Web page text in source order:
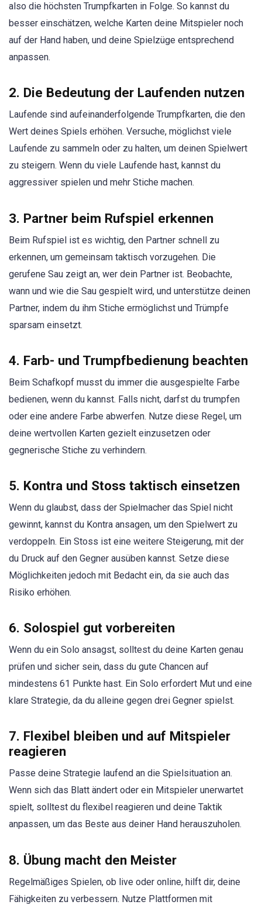
also die höchsten Trumpfkarten in Folge. So kannst du
besser einschätzen, welche Karten deine Mitspieler noch
auf der Hand haben, und deine Spielzüge entsprechend
anpassen.
2. Die Bedeutung der Laufenden nutzen
Laufende sind aufeinanderfolgende Trumpfkarten, die den
Wert deines Spiels erhöhen. Versuche, möglichst viele
Laufende zu sammeln oder zu halten, um deinen Spielwert
zu steigern. Wenn du viele Laufende hast, kannst du
aggressiver spielen und mehr Stiche machen.
3. Partner beim Rufspiel erkennen
Beim Rufspiel ist es wichtig, den Partner schnell zu
erkennen, um gemeinsam taktisch vorzugehen. Die
gerufene Sau zeigt an, wer dein Partner ist. Beobachte,
wann und wie die Sau gespielt wird, und unterstütze deinen
Partner, indem du ihm Stiche ermöglichst und Trümpfe
sparsam einsetzt.
4. Farb- und Trumpfbedienung beachten
Beim Schafkopf musst du immer die ausgespielte Farbe
bedienen, wenn du kannst. Falls nicht, darfst du trumpfen
oder eine andere Farbe abwerfen. Nutze diese Regel, um
deine wertvollen Karten gezielt einzusetzen oder
gegnerische Stiche zu verhindern.
5. Kontra und Stoss taktisch einsetzen
Wenn du glaubst, dass der Spielmacher das Spiel nicht
gewinnt, kannst du Kontra ansagen, um den Spielwert zu
verdoppeln. Ein Stoss ist eine weitere Steigerung, mit der
du Druck auf den Gegner ausüben kannst. Setze diese
Möglichkeiten jedoch mit Bedacht ein, da sie auch das
Risiko erhöhen.
6. Solospiel gut vorbereiten
Wenn du ein Solo ansagst, solltest du deine Karten genau
prüfen und sicher sein, dass du gute Chancen auf
mindestens 61 Punkte hast. Ein Solo erfordert Mut und eine
klare Strategie, da du alleine gegen drei Gegner spielst.
7. Flexibel bleiben und auf Mitspieler
reagieren
Passe deine Strategie laufend an die Spielsituation an.
Wenn sich das Blatt ändert oder ein Mitspieler unerwartet
spielt, solltest du flexibel reagieren und deine Taktik
anpassen, um das Beste aus deiner Hand herauszuholen.
8. Übung macht den Meister
Regelmäßiges Spielen, ob live oder online, hilft dir, deine
Fähigkeiten zu verbessern. Nutze Plattformen mit